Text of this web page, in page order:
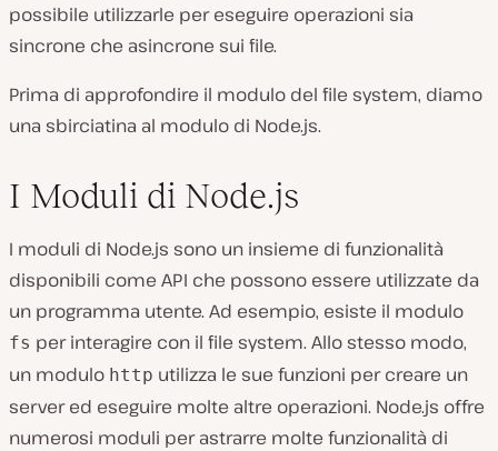
possibile utilizzarle per eseguire operazioni sia
sincrone che asincrone sui file.
Prima di approfondire il modulo del file system, diamo
una sbirciatina al modulo di Node.js.
I Moduli di Node.js
I moduli di Node.js sono un insieme di funzionalità
disponibili come API che possono essere utilizzate da
un programma utente. Ad esempio, esiste il modulo
fs per interagire con il file system. Allo stesso modo,
un modulo http utilizza le sue funzioni per creare un
server ed eseguire molte altre operazioni. Node.js offre
numerosi moduli per astrarre molte funzionalità di